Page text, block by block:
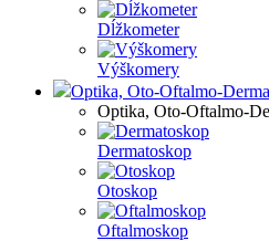
Dĺžkometer
Výškomery
Optika, Oto-Oftalmo-
Optika, Oto-Oftalmo-
Dermatoskop
Otoskop
Oftalmoskop